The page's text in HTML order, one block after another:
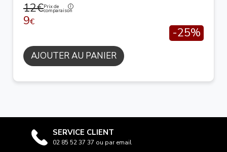
12€Prix de
comparaison
9€
-25%
AJOUTER AU PANIER
SERVICE CLIENT
02 85 52 37 37 ou par email